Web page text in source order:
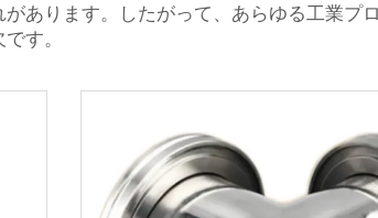
あります。したがって、あらゆる工業プ
す。